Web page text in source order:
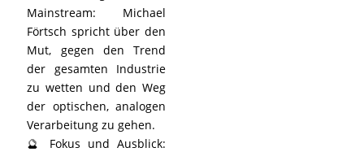
Mainstream: Michael
Förtsch spricht über den
Mut, gegen den Trend
der gesamten Industrie
zu wetten und den Weg
der optischen, analogen
Verarbeitung zu gehen.
🔮 Fokus und Ausblick: